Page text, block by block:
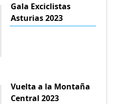
Gala Exciclistas
Asturias 2023
Vuelta a la Montaña
Central 2023